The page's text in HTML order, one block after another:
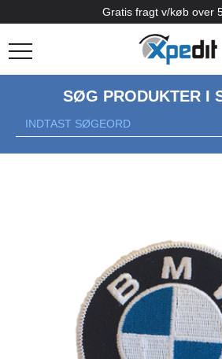
Gratis fragt v/køb over
SØG PRODUKTER I